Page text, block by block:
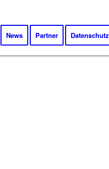
News Partner Datenschutz